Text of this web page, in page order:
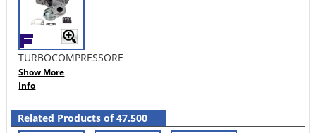
TURBOCOMPRESSORE
Show More
Info
Related Products of 47.500